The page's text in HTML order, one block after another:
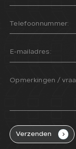
Telefoonnummer:
E-mailadres:
Opmerkingen /
Verzenden